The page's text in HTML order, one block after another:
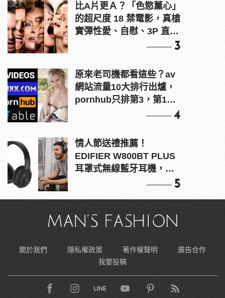
比A片更Ａ？「色慾薰心」
的超尺度 18 禁電影，真槍
實彈性愛、自慰、3P 直接
3
原來老司機都看這些？av
網站流量10大排行出爐，
pornhub只排第3，第1名
4
情人節送禮推薦！
EDIFIER W800BT PLUS
耳罩式無線藍牙耳機，在
5
關於我們 隱私權政策 著作權聲明
廣告合作
我要投稿